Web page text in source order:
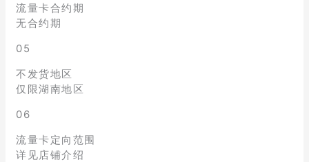
流量卡合约期
无合约期
05
不发货地区
仅限湖南地区
06
流量卡定向范围
详见店铺介绍